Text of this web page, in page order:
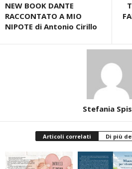
NEW BOOK DANTE
RACCONTATO A MIO
NIPOTE di Antonio Cirillo
Stefania
Articoli correlati Di più